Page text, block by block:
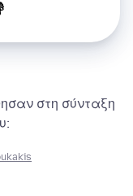
στη σύνταξη